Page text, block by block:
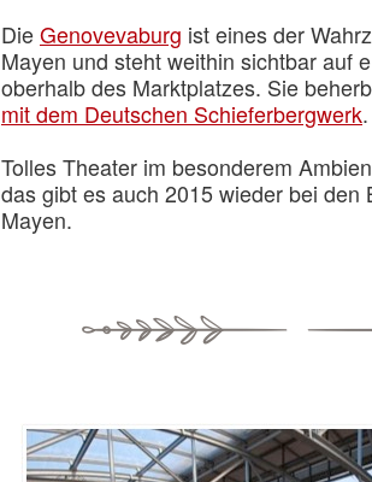
DieGenovevaburg ist eines der
Mayen und steht weithin sichtbar auf
oberhalb des Marktplatzes. Sie
mit dem Deutschen Schieferbergwerk.
Tolles Theater im besonderem
das gibt es auch 2015 wieder bei den
Mayen.